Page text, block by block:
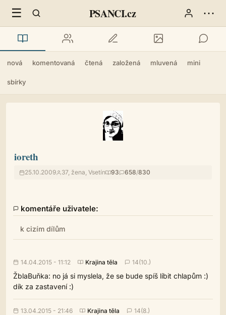
☰ PSANCI.cz ⋯
nová komentovaná čtená založená mluvená mini
sbírky
ioreth
25.10.2009 37, žena, Vsetín 93 658/830
komentáře uživatele:
k cizím dílům
14.04.2015 - 11:12 Krajina těla 14(10.)
ŽblaBuňka: no já si myslela, že se bude spíš líbit chlapům :)
dík za zastavení :)
13.04.2015 - 21:46 Krajina těla 14(8.)